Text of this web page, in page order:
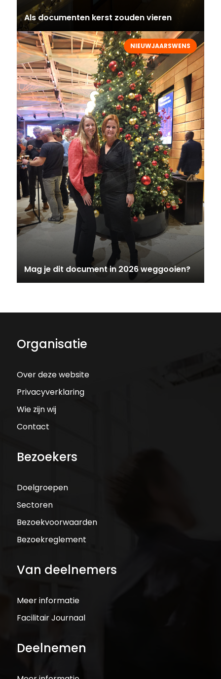
Als documenten kerst zouden vieren
NIEUWJAARSWENS
Mag je dit document in 2026 weggooien?
Organisatie
Over deze website
Privacyverklaring
Wie zijn wij
Contact
Bezoekers
Doelgroepen
Sectoren
Bezoekvoorwaarden
Bezoekreglement
Van deelnemers
Meer informatie
Facilitair Journaal
Deelnemen